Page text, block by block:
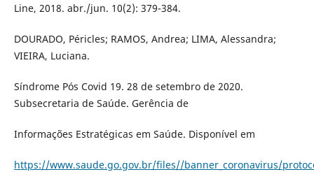
Line, 2018. abr./jun. 10(2): 379-384.
DOURADO, Péricles; RAMOS, Andrea; LIMA, Alessandra;
VIEIRA, Luciana.
Síndrome Pós Covid 19. 28 de setembro de 2020.
Subsecretaria de Saúde. Gerência de
Informações Estratégicas em Saúde. Disponível em
https://www.saude.go.gov.br/files//banner_coronavirus/